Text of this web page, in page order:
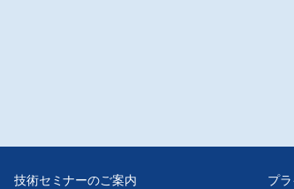
技術セミナーのご案内
プ